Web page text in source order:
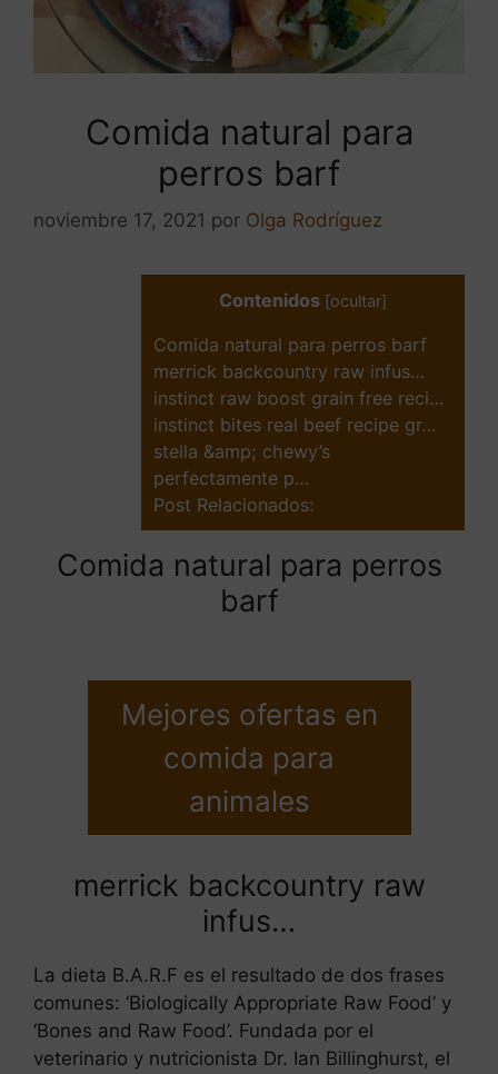
Comida natural para
perros barf
noviembre 17, 2021 por Olga Rodríguez
Contenidos [ocultar]
Comida natural para perros barf
merrick backcountry raw infus…
instinct raw boost grain free reci…
instinct bites real beef recipe gr…
stella &amp; chewy’s
perfectamente p…
Post Relacionados:
Comida natural para perros
barf
Mejores ofertas en
comida para
animales
merrick backcountry raw
infus…
La dieta B.A.R.F es el resultado de dos frases
comunes: ‘Biologically Appropriate Raw Food’ y
‘Bones and Raw Food’. Fundada por el
veterinario y nutricionista Dr. Ian Billinghurst, el